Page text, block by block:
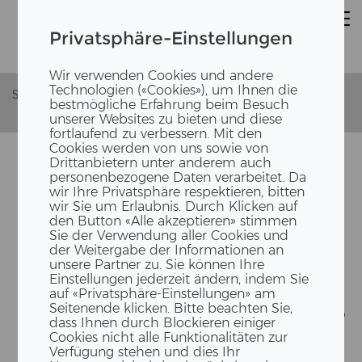
Privatsphäre-Einstellungen
Wir verwenden Cookies und andere
Technologien («Cookies»), um Ihnen die
bestmögliche Erfahrung beim Besuch
unserer Websites zu bieten und diese
fortlaufend zu verbessern. Mit den
Cookies werden von uns sowie von
Drittanbietern unter anderem auch
personenbezogene Daten verarbeitet. Da
wir Ihre Privatsphäre respektieren, bitten
wir Sie um Erlaubnis. Durch Klicken auf
den Button «Alle akzeptieren» stimmen
Sie der Verwendung aller Cookies und
der Weitergabe der Informationen an
unsere Partner zu. Sie können Ihre
Einstellungen jederzeit ändern, indem Sie
auf «Privatsphäre-Einstellungen» am
Seitenende klicken. Bitte beachten Sie,
dass Ihnen durch Blockieren einiger
Cookies nicht alle Funktionalitäten zur
Verfügung stehen und dies Ihr
Startseite
News
Die neue Turnhalle in Bergdietikon nimmt Formen an
DIE NEUE TURN­HAL­LE IN
BERG­DIE­TI­KON NIMMT FOR­
MEN AN